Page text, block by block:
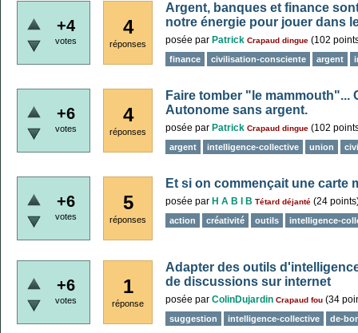
+4
votes
4
réponses
Argent, banques et finance
notre énergie pour jouer dans
posée par Patrick Crapaud dingue (102
finance civilisation-consciente argent
+6
votes
4
réponses
Faire tomber "le mammouth"...
Autonome sans argent.
posée par Patrick Crapaud dingue (102
argent intelligence-collective union
+6
votes
5
réponses
Et si on commençait une carte
posée par H A B I B Tétard déjanté (24
action créativité outils intelligence-
+6
votes
1
réponse
Adapter des outils
de discussions sur internet
posée par ColinDujardin Crapaud fou (34
suggestion intelligence-collective de-